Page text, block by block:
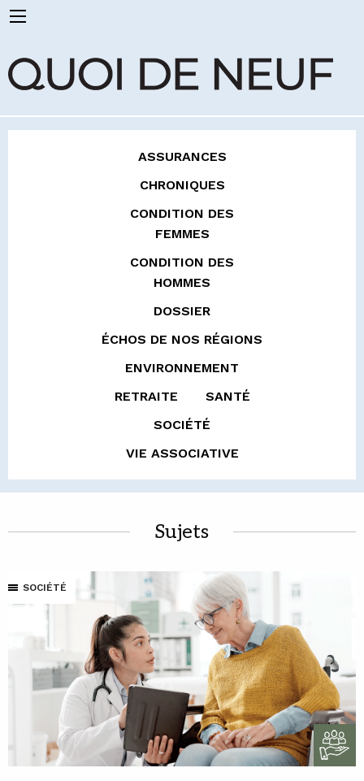
ASSURANCES
CHRONIQUES
CONDITION DES
FEMMES
CONDITION DES
HOMMES
DOSSIER
ÉCHOS DE NOS RÉGIONS
ENVIRONNEMENT
RETRAITE
SANTÉ
SOCIÉTÉ
VIE ASSOCIATIVE
Sujets
SOCIÉTÉ